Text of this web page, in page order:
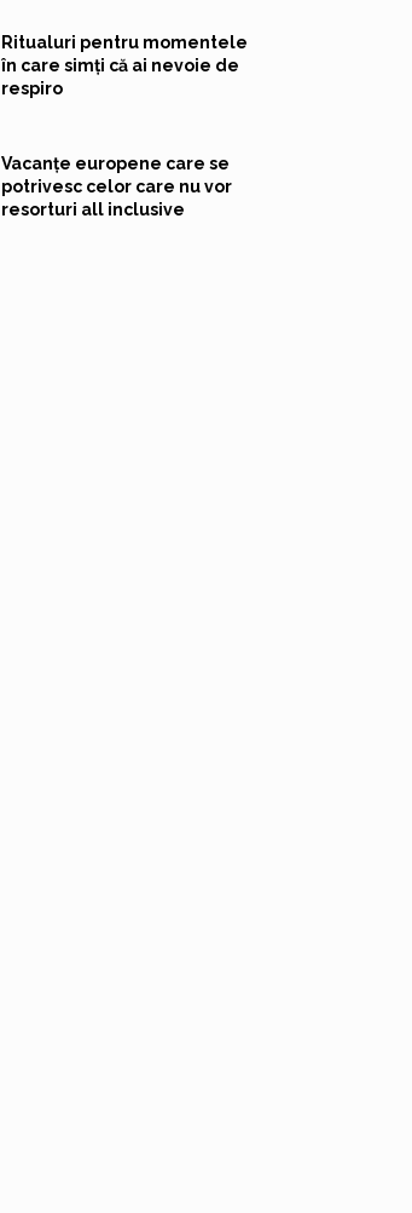
Ritualuri pentru momentele
în care simți că ai nevoie de
respiro
Vacanțe europene care se
potrivesc celor care nu vor
resorturi all inclusive